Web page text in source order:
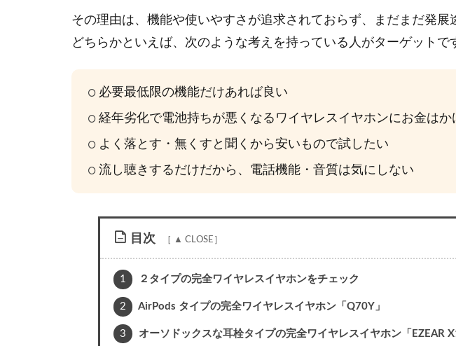
その理由は、機能や使いやすさが追求されておらず、まだまだ発展
どちらかといえば、次のような考えを持っている人がターゲットで
必要最低限の機能だけあれば良い
経年劣化で電池持ちが悪くなるワイヤレスイヤホンにお金はか
よく落とす・無くすと聞くから安いもので試したい
流し聴きするだけだから、電話機能・音質は気にしない
目次
1 ２タイプの完全ワイヤレスイヤホンをチェック
2 AirPods タイプの完全ワイヤレスイヤホン「Q70Y」
3 オーソドックスな耳栓タイプの完全ワイヤレスイヤホン「EZEAR